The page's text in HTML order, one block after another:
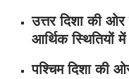
उत्तर दिशा की
आर्थिक स्थितियों
पश्चिम दिशा की